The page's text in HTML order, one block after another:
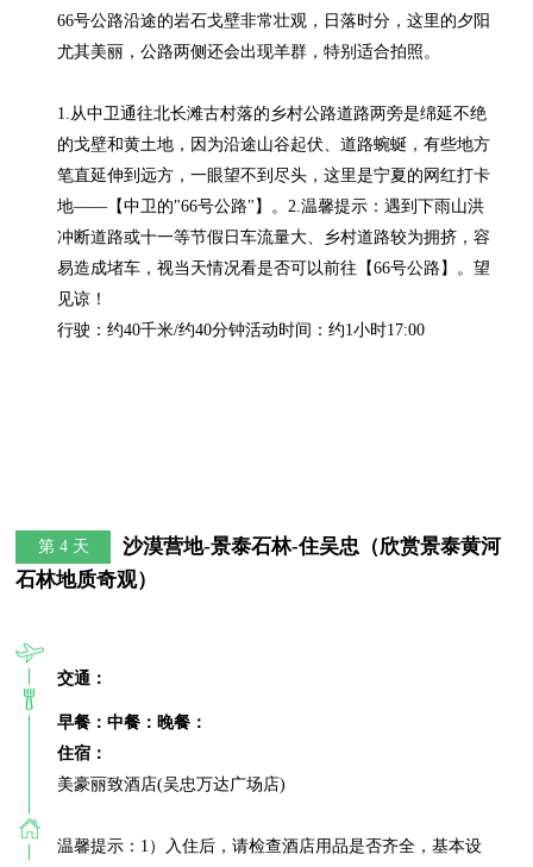
66号公路沿途的岩石戈壁非常壮观，日落时分，这里的夕阳
尤其美丽，公路两侧还会出现羊群，特别适合拍照。
1.从中卫通往北长滩古村落的乡村公路道路两旁是绵延不绝
的戈壁和黄土地，因为沿途山谷起伏、道路蜿蜒，有些地方
笔直延伸到远方，一眼望不到尽头，这里是宁夏的网红打卡
地——【中卫的"66号公路"】。2.温馨提示：遇到下雨山洪
冲断道路或十一等节假日车流量大、乡村道路较为拥挤，容
易造成堵车，视当天情况看是否可以前往【66号公路】。望
见谅！
行驶：约40千米/约40分钟活动时间：约1小时17:00
第 4 天
沙漠营地-景泰石林-住吴忠（欣赏景泰黄河
石林地质奇观）
交通：
早餐：中餐：晚餐：
住宿：
美豪丽致酒店(吴忠万达广场店)
温馨提示：1）入住后，请检查酒店用品是否齐全，基本设